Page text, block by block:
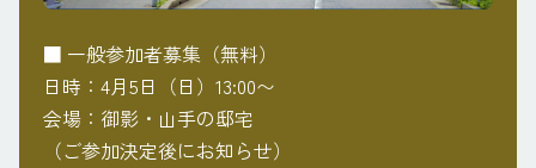
■ 一般参加者募集（無料）
日時：4月5日（日）13:00〜
会場：御影・山手の邸宅
（ご参加決定後にお知らせ）